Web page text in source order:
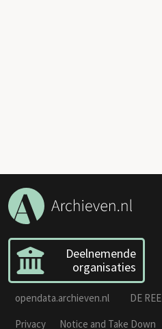
Deelnemende
organisaties
opendata.archieven.nl DE REE
Privacy
Notice and Take Down